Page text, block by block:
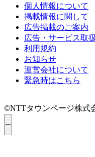
個人情報について
掲載情報に関して
広告掲載のご案内
広告・サービス取
利用規約
お知らせ
運営会社について
緊急時はこちら
©NTTタウンページ株式